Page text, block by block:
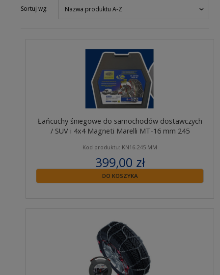
Sortuj wg: Nazwa produktu A-Z
Łańcuchy śniegowe do samochodów dostawczych
/ SUV i 4x4 Magneti Marelli MT-16 mm 245
Kod produktu: KN16-245 MM
399,00 zł
zawiera 23% VAT
DO KOSZYKA